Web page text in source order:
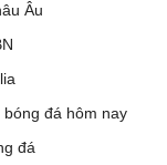
Âu
bóng đá hôm nay
đá